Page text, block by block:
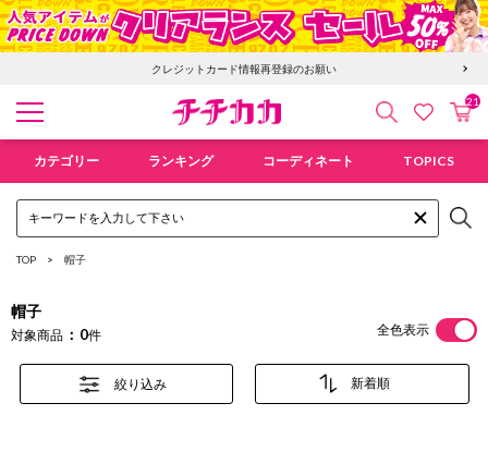
クレジットカード情報再登録のお願い
検索 お気にカ
21
カテゴリー ランキング コーディネート TOPICS
TOP 帽子
帽子
対象商品 0件 全色表示
絞り込み